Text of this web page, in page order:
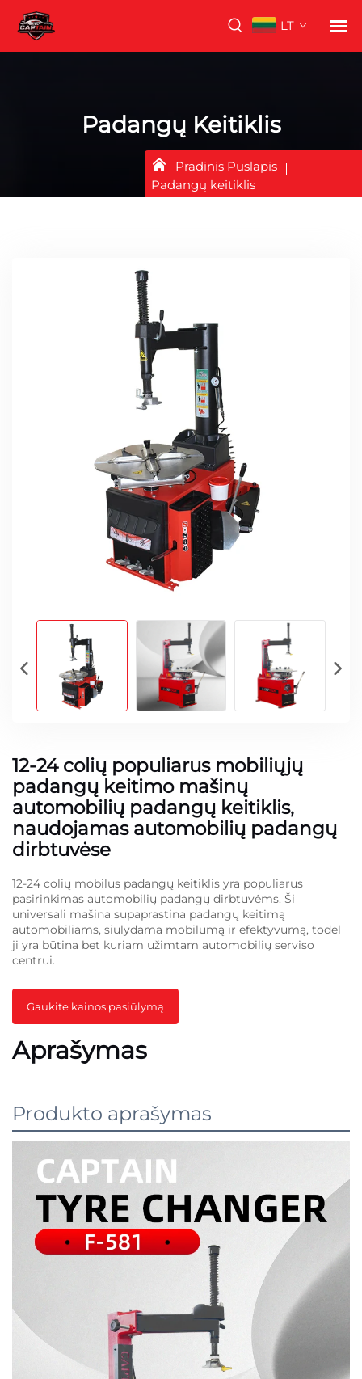
LT
Padangų Keitiklis
Pradinis Puslapis
Padangų keitiklis
12-24 colių populiarus mobiliųjų
padangų keitimo mašinų
automobilių padangų keitiklis,
naudojamas automobilių padangų
dirbtuvėse
12-24 colių mobilus padangų keitiklis yra populiarus
pasirinkimas automobilių padangų dirbtuvėms. Ši
universali mašina supaprastina padangų keitimą
automobiliams, siūlydama mobilumą ir efektyvumą, todėl
ji yra būtina bet kuriam užimtam automobilių serviso
centrui.
Gaukite kainos pasiūlymą
Aprašymas
Produkto aprašymas